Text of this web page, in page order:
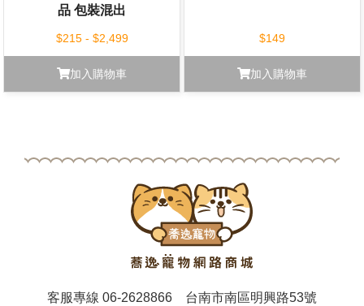
品 包裝混出
$215 - $2,499
加入購物車
$149
加入購物車
客服專線06-2628866 台南市南區明興路53號